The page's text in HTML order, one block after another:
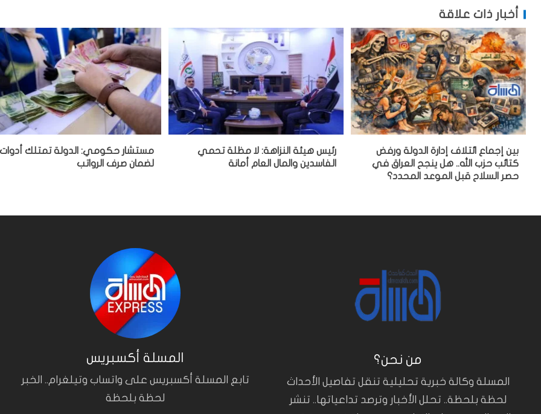
أخبار ذات علاقة
بين إجماع ائتلاف إدارة الدولة ورفض
كتائب حزب الله.. هل ينجح العراق في
حصر السلاح قبل الموعد المحدد؟
رئيس هيئة النزاهة: لا مظلة تحمي
الفاسدين والمال العام أمانة
مستشار حكومي: الدولة تمتلك أدوات
لضمان صرف الرواتب
المسلة أكسبريس
تابع المسلة أكسبريس على واتساب وتيلغرام.. الخبر
لحظة بلحظة
من نحن؟
المسلة وكالة خبرية تحليلية تنقل تفاصيل الأحداث
لحظة بلحظة.. تحلل الأخبار وترصد تداعياتها.. تنشر